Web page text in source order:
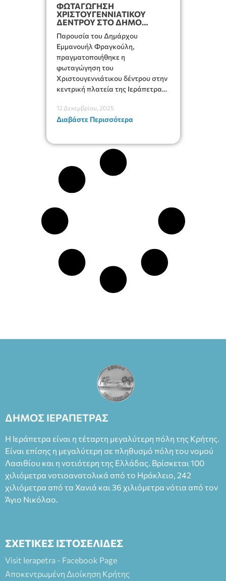
ΦΩΤΑΓΩΓΗΣΗ
ΧΡΙΣΤΟΥΓΕΝΝΙΑΤΙΚΟΥ
ΔΕΝΤΡΟΥ ΣΤΟ ΔΗΜΟ
Παρουσία του Δημάρχου
Εμμανουήλ Φραγκούλη,
πραγματοποιήθηκε η
φωταγώγηση του
Χριστουγεννιάτικου δέντρου στην
κεντρική πλατεία της Ιεράπετρας,
εορταστικών εκδηλώσεων του
Δήμου.
12 Δεκεμβρίου, 2025
Διαβάστε Περισσότερα
ΔΗΜΟΣ ΙΕΡΑΠΕΤΡΑΣ
Η Ιεράπετρα είναι η τέταρτη μεγαλύτερη πόλη της Κρήτης.
Είναι επίσης η μεγαλύτερη σε πληθυσμό πόλη του νομού
Λασιθίου και η νοτιότερη της Ελλάδας. Βρίσκεται 100
χιλιόμετρα νοτιοανατολικά από το Ηράκλειο, 242
χιλιόμετρα από τα Χανιά και 36 χιλιόμετρα νότια από τον
Άγιο Νικόλαο.
ΣΧΕΤΙΚΕΣ ΙΣΤΟΣΕΛΙΔΕΣ
Visit Ierapetra - Facebook Page
Αποκεντρωμένη Διοίκηση Κρήτης